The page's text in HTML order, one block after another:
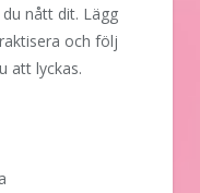
nått dit. Lägg
och följ
att lyckas.